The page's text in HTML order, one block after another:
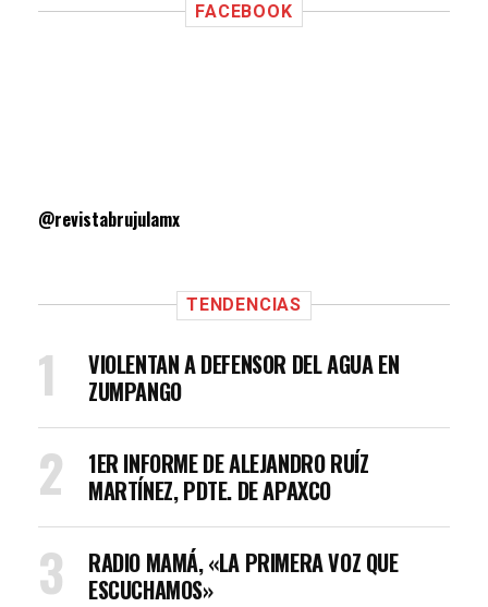
FACEBOOK
@revistabrujulamx
TENDENCIAS
VIOLENTAN A DEFENSOR DEL AGUA EN
ZUMPANGO
1ER INFORME DE ALEJANDRO RUÍZ
MARTÍNEZ, PDTE. DE APAXCO
RADIO MAMÁ, «LA PRIMERA VOZ QUE
ESCUCHAMOS»